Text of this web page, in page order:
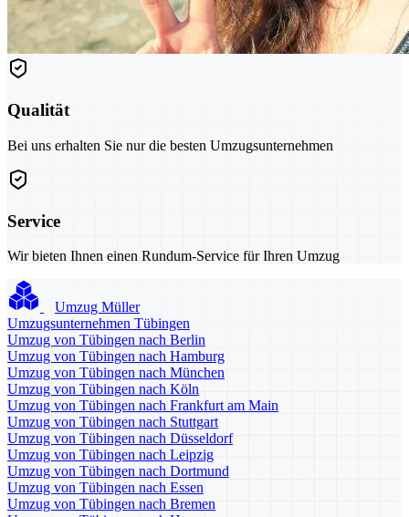
Qualität
Bei uns erhalten Sie nur die besten Umzugsunternehmen
Service
Wir bieten Ihnen einen Rundum-Service für Ihren Umzug
Umzug Müller
Umzugsunternehmen Tübingen
Umzug von Tübingen nach Berlin
Umzug von Tübingen nach Hamburg
Umzug von Tübingen nach München
Umzug von Tübingen nach Köln
Umzug von Tübingen nach Frankfurt am Main
Umzug von Tübingen nach Stuttgart
Umzug von Tübingen nach Düsseldorf
Umzug von Tübingen nach Leipzig
Umzug von Tübingen nach Dortmund
Umzug von Tübingen nach Essen
Umzug von Tübingen nach Bremen